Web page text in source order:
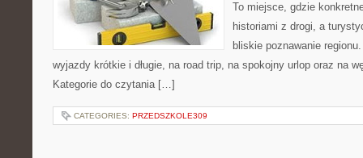
To miejsce, gdzie
historiami z drogi, a
bliskie poznawanie
wyjazdy krótkie i długie, na road trip, na spokojny urlop oraz na
Kategorie do czytania […]
CATEGORIES: PRZEDSZKOLE309